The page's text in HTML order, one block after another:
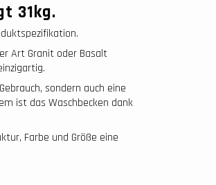
31kg.
Art Granit oder Basalt
sondern auch eine
ist das Waschbecken dank
Farbe und Größe eine